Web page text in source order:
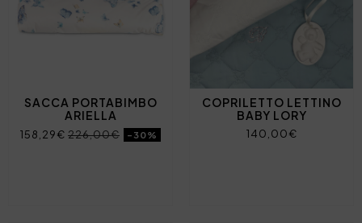
SACCA PORTABIMBO
ARIELLA
158,29€ 226,00€ -30%
COPRILETTO LETTINO
BABY LORY
140,00€